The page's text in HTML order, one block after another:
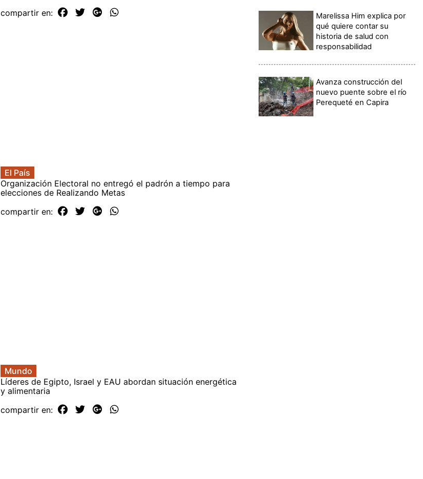
compartir en:
El País
Organización Electoral no entregó el padrón a tiempo para
elecciones de Realizando Metas
compartir en:
Mundo
Líderes de Egipto, Israel y EAU abordan situación energética
y alimentaria
compartir en:
Marelissa Him explica por
qué quiere contar su
historia de salud con
responsabilidad
Avanza construcción del
nuevo puente sobre el río
Perequeté en Capira